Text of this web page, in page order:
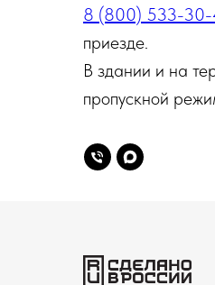
8 (800) 533-
приезде.
В здании и на
пропускной